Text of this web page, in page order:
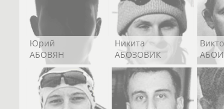
Юрий
АБОВЯН
Никита
АБОЗОВИК